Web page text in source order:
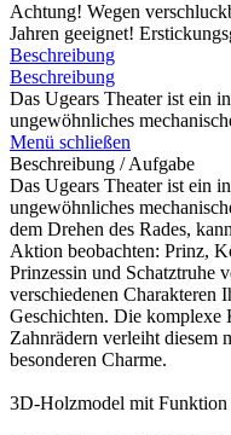
Achtung! Wegen
Jahren geeignet!
Beschreibung
Beschreibung
Das Ugears Theater ist ein
ungewöhnliches
Menü schließen
Beschreibung / Aufgabe
Das Ugears Theater ist ein
ungewöhnliches
dem Drehen des Rades,
Aktion beobachten: Prinz,
Prinzessin und Schatztruhe
verschiedenen Charakteren
Geschichten. Die komplexe
Zahnrädern verleiht diesem
besonderen Charme.
3D-Holzmodel mit Funktion